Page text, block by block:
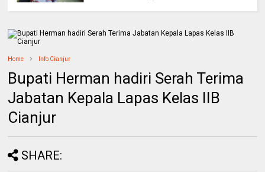
Home Info Cianjur
Bupati Herman hadiri Serah Terima
Jabatan Kepala Lapas Kelas IIB
Cianjur
SHARE: